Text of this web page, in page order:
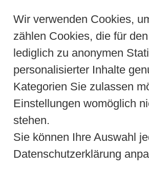
Wir verwenden Cookies,
zählen Cookies, die für
lediglich zu anonymen
personalisierter Inhalte
Kategorien Sie zulassen
Einstellungen womöglich
stehen.
Sie können Ihre Auswahl
Datenschutzerklärung
SA,18. Juli
IBN
Neues
Hallo
wollen